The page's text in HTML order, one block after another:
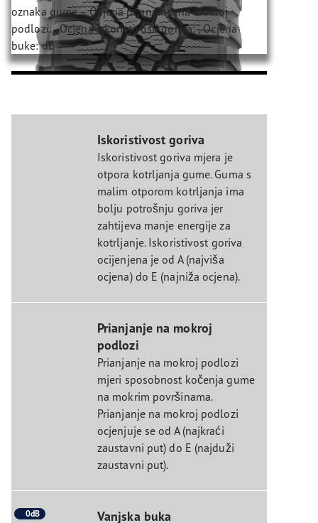
Iskoristivost goriva
Iskoristivost goriva mjera je
otpora kotrljanja gume. Guma s
malim otporom kotrljanja ima
bolju potrošnju goriva jer
zahtijeva manje energije za
kotrljanje. Iskoristivost goriva
ocijenjena je od A (najviša
ocjena) do E (najniža ocjena).
Prianjanje na mokroj
podlozi
Prianjanje na mokroj podlozi
mjeri sposobnost kočenja gume
na mokrim površinama.
Prianjanje na mokroj podlozi
ocjenjuje se od A (najkraći
zaustavni put) do E (najduži
zaustavni put).
0dB Vanjska buka